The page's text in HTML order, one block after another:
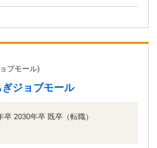
ブモール)
ジョブモール
2030年卒 既卒（転職）